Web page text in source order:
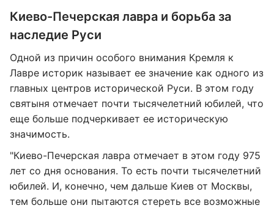
Киево-Печерская лавра и борьба за
наследие Руси
Одной из причин особого внимания Кремля к
Лавре историк называет ее значение как одного из
главных центров исторической Руси. В этом году
святыня отмечает почти тысячелетний юбилей, что
еще больше подчеркивает ее историческую
значимость.
"Киево-Печерская лавра отмечает в этом году 975
лет со дня основания. То есть почти тысячелетний
юбилей. И, конечно, чем дальше Киев от Москвы,
тем больше они пытаются стереть все возможные